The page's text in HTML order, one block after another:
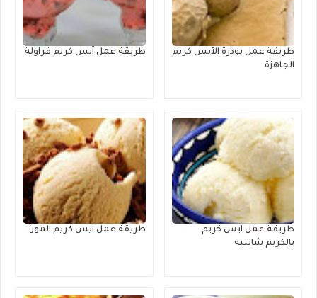
طريقة عمل بودرة الآيس كريم
الجاهزة
طريقة عمل آيس كريم فراولة
طريقة عمل آيس كريم
بالكريم شانتيه
طريقة عمل آيس كريم الموز